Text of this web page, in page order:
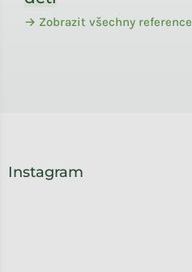
→ Zobrazit všechny reference
Instagram